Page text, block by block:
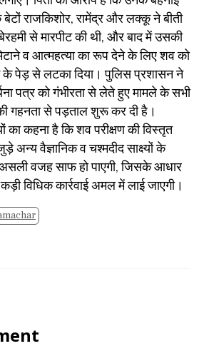
राजकिशोर, रामेंद्र और लक्कू ने बीती
से मारपीट की थी, और बाद में उसकी
व आत्महत्या का रूप देने के लिए शव को
पेड़ से लटका दिया। पुलिस प्रशासन ने
पत्र को गंभीरता से लेते हुए मामले के सभी
गहनता से पड़ताल शुरू कर दी है।
का कहना है कि शव परीक्षण की विस्तृत
अन्य वैज्ञानिक व चश्मदीद साक्ष्यों के
असली वजह साफ हो पाएगी, जिसके आधार
विधिक कार्रवाई अमल में लाई जाएगी।
Samachar